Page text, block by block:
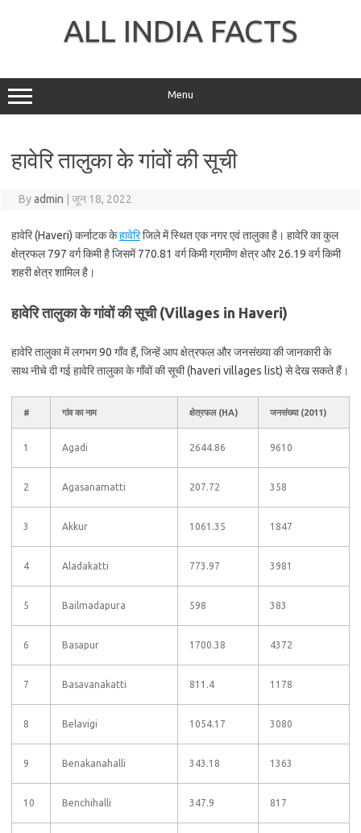
ALL INDIA FACTS
Menu
हावेरि तालुका के गांवों की सूची
Byadmin जून 18, 2022
हावेरि (Haveri) कर्नाटक केहावेरिजिले में स्थित एक नगर एवं तालुका है। हावेरि का कुल
क्षेत्रफल 797 वर्ग किमी है जिसमें 770.81 वर्ग किमी ग्रामीण क्षेत्र और 26.19 वर्ग किमी
शहरी क्षेत्र शामिल है।
हावेरि तालुका के गांवों की सूची (Villages in Haveri)
हावेरि तालुका में लगभग 90 गाँव हैं, जिन्हें आप क्षेत्रफल और जनसंख्या की जानकारी के
साथ नीचे दी गई हावेरि तालुका के गाँवों की सूची (haveri villages list) से देख सकते हैं।
# गांव का नाम क्षेत्रफल (HA) जनसंख्या (2011)
1 Agadi 2644.86 9610
2 Agasanamatti 207.72 358
3 Akkur 1061.35 1847
4 Aladakatti 773.97 3981
5 Bailmadapura 598 383
6 Basapur 1700.38 4372
7 Basavanakatti 811.4 1178
8 Belavigi 1054.17 3080
9 Benakanahalli 343.18 1363
10 Benchihalli 347.9 817